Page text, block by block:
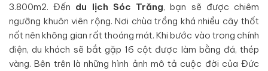
3.800m2. Đến du lịch Sóc Trăng, bạn sẽ được chiêm
ngưỡng khuôn viên rộng. Nơi chùa trồng khá nhiều cây thốt
nốt nên không gian rất thoáng mát. Khi bước vào trong chính
điện, du khách sẽ bắt gặp 16 cột được làm bằng đá, thép
vàng. Bên trên là những hình ảnh mô tả cuộc đời của Đức